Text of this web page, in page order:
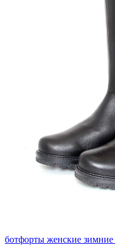
ботфорты женские зимние